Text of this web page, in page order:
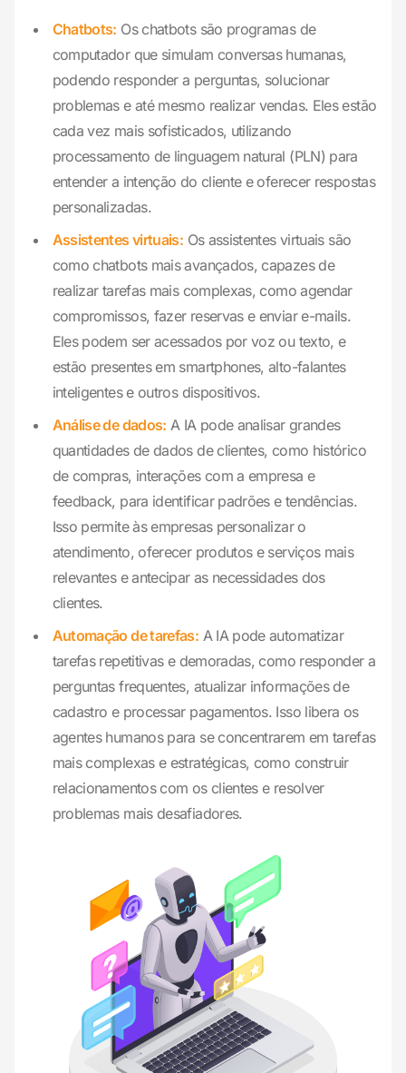
Chatbots: Os chatbots são programas de
computador que simulam conversas humanas,
podendo responder a perguntas, solucionar
problemas e até mesmo realizar vendas. Eles estão
cada vez mais sofisticados, utilizando
processamento de linguagem natural (PLN) para
entender a intenção do cliente e oferecer respostas
personalizadas.
Assistentes virtuais: Os assistentes virtuais são
como chatbots mais avançados, capazes de
realizar tarefas mais complexas, como agendar
compromissos, fazer reservas e enviar e-mails.
Eles podem ser acessados por voz ou texto, e
estão presentes em smartphones, alto-falantes
inteligentes e outros dispositivos.
Análise de dados: A IA pode analisar grandes
quantidades de dados de clientes, como histórico
de compras, interações com a empresa e
feedback, para identificar padrões e tendências.
Isso permite às empresas personalizar o
atendimento, oferecer produtos e serviços mais
relevantes e antecipar as necessidades dos
clientes.
Automação de tarefas: A IA pode automatizar
tarefas repetitivas e demoradas, como responder a
perguntas frequentes, atualizar informações de
cadastro e processar pagamentos. Isso libera os
agentes humanos para se concentrarem em tarefas
mais complexas e estratégicas, como construir
relacionamentos com os clientes e resolver
problemas mais desafiadores.